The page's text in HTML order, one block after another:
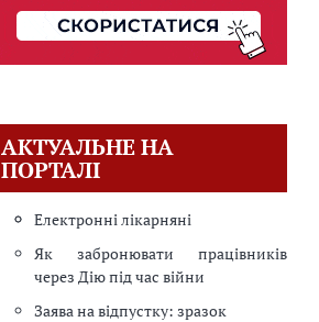
АКТУАЛЬНЕ НА
ПОРТАЛІ
Електронні лікарняні
Як забронювати працівників
через Дію під час війни
Заява на відпустку: зразок